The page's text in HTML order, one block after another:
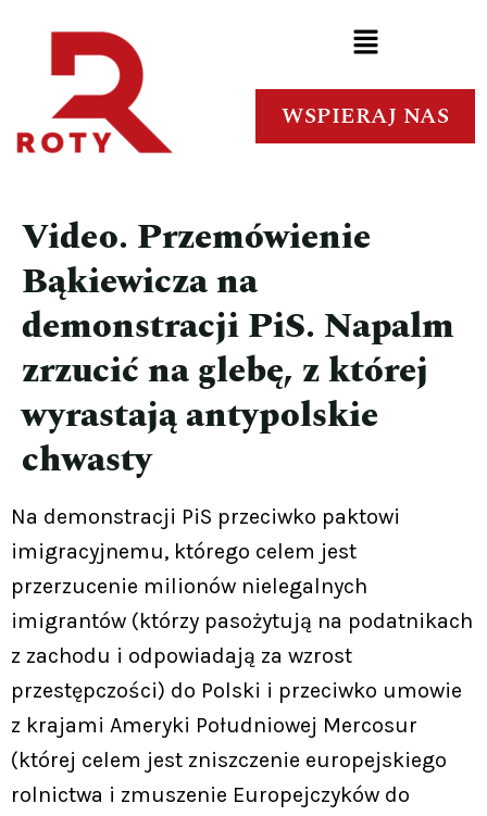
WSPIERAJ NAS
Video. Przemówienie
Bąkiewicza na
demonstracji PiS. Napalm
zrzucić na glebę, z której
wyrastają antypolskie
chwasty
Na demonstracji PiS przeciwko paktowi
imigracyjnemu, którego celem jest
przerzucenie milionów nielegalnych
imigrantów (którzy pasożytują na podatnikach
z zachodu i odpowiadają za wzrost
przestępczości) do Polski i przeciwko umowie
z krajami Ameryki Południowej Mercosur
(której celem jest zniszczenie europejskiego
rolnictwa i zmuszenie Europejczyków do